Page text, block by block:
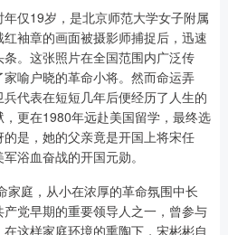
仅19岁，是北京师范大学女子附属
袖章的画面被摄影师捕捉后，迅速
。这张照片在全国范围内广泛传
喻户晓的革命小将。然而命运弄
代表在短短几年后便经历了人生的
更在1980年远赴美国留学，最终选
是，她的父亲竟是开国上将宋任
浴血奋战的开国元勋。
家庭，从小在浓厚的革命氛围中长
党早期的重要领导人之一，曾参与
这样家庭环境的熏陶下，宋彬彬自